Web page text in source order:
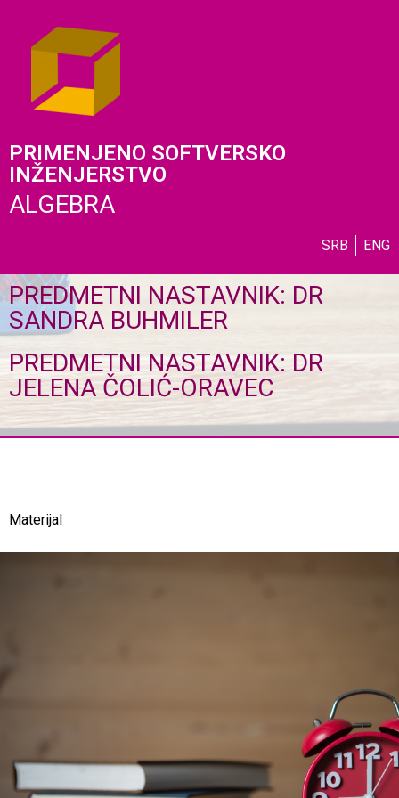
PRIMENJENO SOFTVERSKO
INŽENJERSTVO
ALGEBRA
SRB ENG
PREDMETNI NASTAVNIK: DR
SANDRA BUHMILER
PREDMETNI NASTAVNIK: DR
JELENA ČOLIĆ-ORAVEC
Materijal